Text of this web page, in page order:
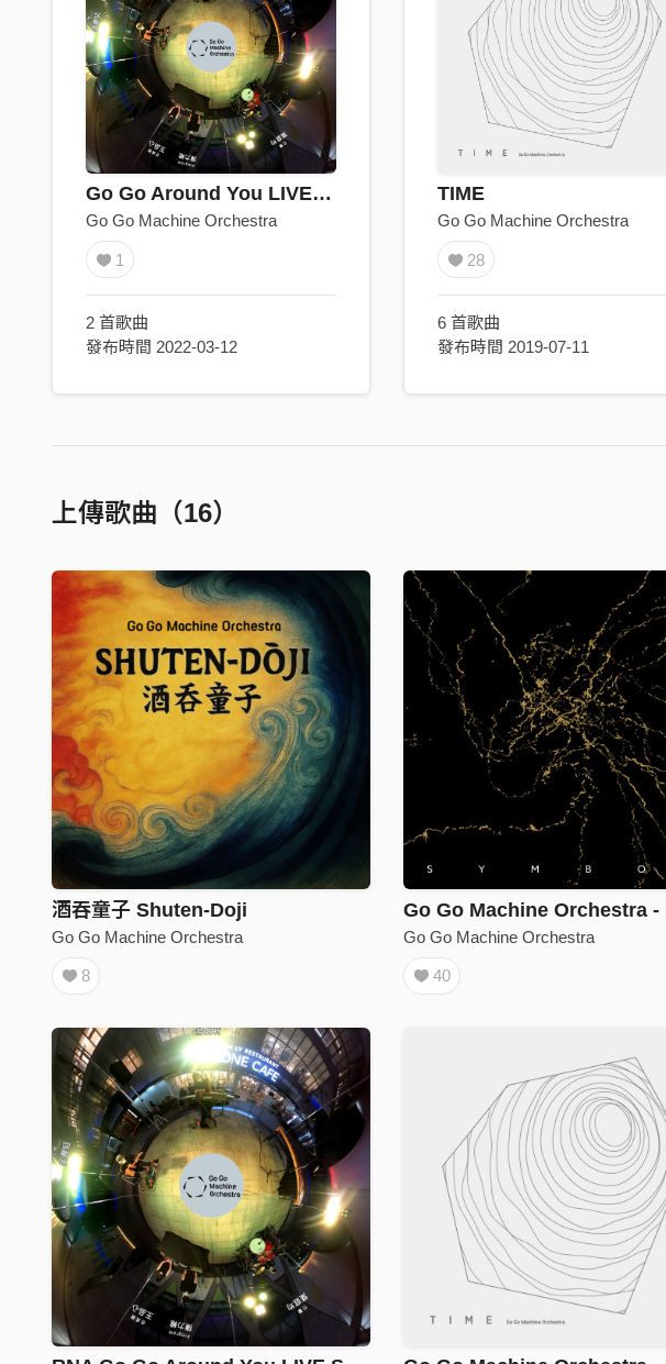
Go Go Around You LIVE SESSION
Go Go Machine Orchestra
1
2 首歌曲
發布時間 2022-03-12
TIME
Go Go Machine Orchestra
28
6 首歌曲
發布時間 2019-07-11
上傳歌曲（16）
酒吞童子 Shuten-Doji
Go Go Machine Orchestra
8
Go Go Machine Orchestra
40